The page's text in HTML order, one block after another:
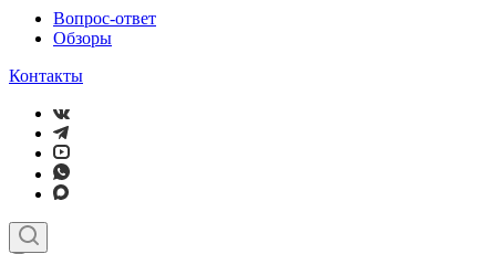
Вопрос-ответ
Обзоры
Контакты